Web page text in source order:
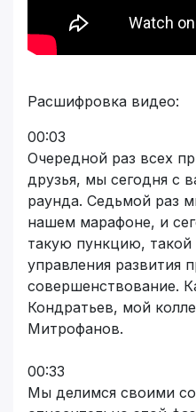
Расшифровка видео:
00:03
Очередной раз всех
друзья, мы сегодня с
раунда. Седьмой раз
нашем марафоне, и
такую пункцию, такой
управления развития
совершенствование.
Кондратьев, мой
Митрофанов.
00:33
Мы делимся своими